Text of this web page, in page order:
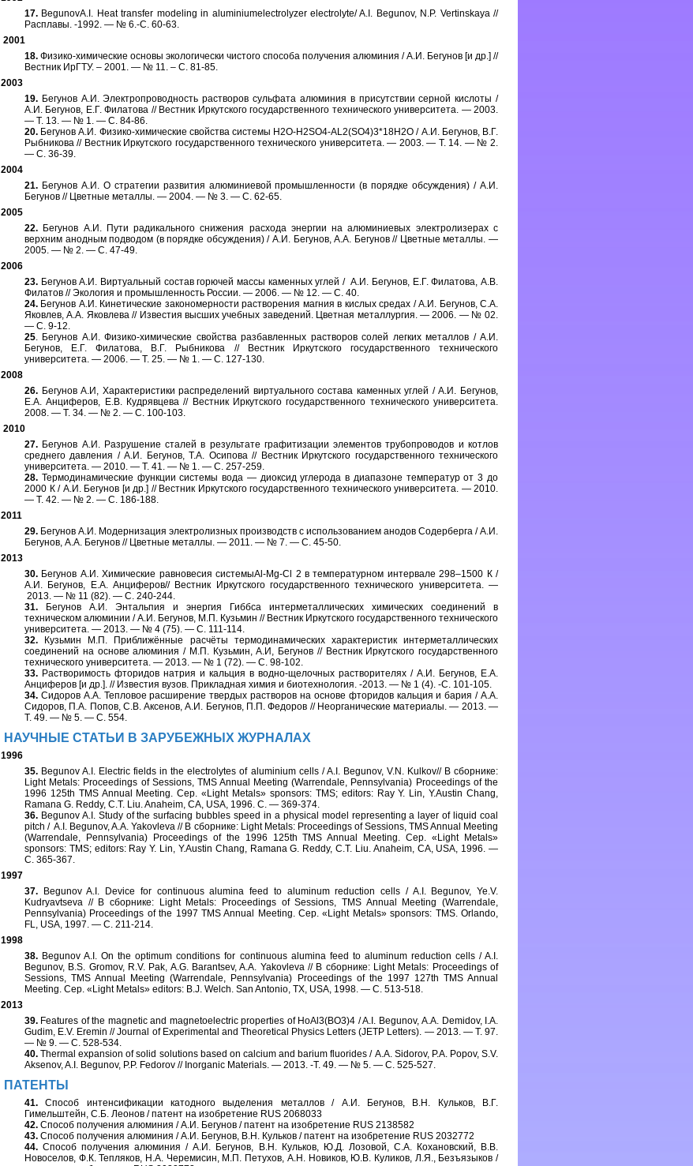
17. BegunovA.I. Heat transfer modeling in aluminiumelectrolyzer electrolyte/ A.I. Begunov, N.P. Vertinskaya //
Расплавы. -1992. — № 6.-С. 60-63.
2001
18. Физико-химические основы экологически чистого способа получения алюминия / А.И. Бегунов [и др.] //
Вестник ИрГТУ. – 2001. — № 11. – С. 81-85.
2003
19. Бегунов А.И. Электропроводность растворов сульфата алюминия в присутствии серной кислоты /
А.И. Бегунов, Е.Г. Филатова // Вестник Иркутского государственного технического университета. — 2003.
— Т. 13. — № 1. — С. 84-86.
20. Бегунов А.И. Физико-химические свойства системы H2O-H2SO4-AL2(SO4)3*18H2O / А.И. Бегунов, В.Г.
Рыбникова // Вестник Иркутского государственного технического университета. — 2003. — Т. 14. — № 2.
— С. 36-39.
2004
21. Бегунов А.И. О стратегии развития алюминиевой промышленности (в порядке обсуждения) / А.И.
Бегунов // Цветные металлы. — 2004. — № 3. — С. 62-65.
2005
22. Бегунов А.И. Пути радикального снижения расхода энергии на алюминиевых электролизерах с
верхним анодным подводом (в порядке обсуждения) / А.И. Бегунов, А.А. Бегунов // Цветные металлы. —
2005. — № 2. — С. 47-49.
2006
23. Бегунов А.И. Виртуальный состав горючей массы каменных углей / А.И. Бегунов, Е.Г. Филатова, А.В.
Филатов // Экология и промышленность России. — 2006. — № 12. — С. 40.
24. Бегунов А.И. Кинетические закономерности растворения магния в кислых средах / А.И. Бегунов, С.А.
Яковлев, А.А. Яковлева // Известия высших учебных заведений. Цветная металлургия. — 2006. — № 02.
— С. 9-12.
25. Бегунов А.И. Физико-химические свойства разбавленных растворов солей легких металлов / А.И.
Бегунов, Е.Г. Филатова, В.Г. Рыбникова // Вестник Иркутского государственного технического
университета. — 2006. — Т. 25. — № 1. — С. 127-130.
2008
26. Бегунов А.И, Характеристики распределений виртуального состава каменных углей / А.И. Бегунов,
Е.А. Анциферов, Е.В. Кудрявцева // Вестник Иркутского государственного технического университета.
2008. — Т. 34. — № 2. — С. 100-103.
2010
27. Бегунов А.И. Разрушение сталей в результате графитизации элементов трубопроводов и котлов
среднего давления / А.И. Бегунов, Т.А. Осипова // Вестник Иркутского государственного технического
университета. — 2010. — Т. 41. — № 1. — С. 257-259.
28. Термодинамические функции системы вода — диоксид углерода в диапазоне температур от 3 до
2000 К / А.И. Бегунов [и др.] // Вестник Иркутского государственного технического университета. — 2010.
— Т. 42. — № 2. — С. 186-188.
2011
29. Бегунов А.И. Модернизация электролизных производств с использованием анодов Содерберга / А.И.
Бегунов, А.А. Бегунов // Цветные металлы. — 2011. — № 7. — С. 45-50.
2013
30. Бегунов А.И. Химические равновесия системыAl-Mg-Cl 2 в температурном интервале 298–1500 К /
А.И. Бегунов, Е.А. Анциферов// Вестник Иркутского государственного технического университета. —
2013. — № 11 (82). — С. 240-244.
31. Бегунов А.И. Энтальпия и энергия Гиббса интерметаллических химических соединений в
техническом алюминии / А.И. Бегунов, М.П. Кузьмин // Вестник Иркутского государственного технического
университета. — 2013. — № 4 (75). — С. 111-114.
32. Кузьмин М.П. Приближённые расчёты термодинамических характеристик интерметаллических
соединений на основе алюминия / М.П. Кузьмин, А.И, Бегунов // Вестник Иркутского государственного
технического университета. — 2013. — № 1 (72). — С. 98-102.
33. Растворимость фторидов натрия и кальция в водно-щелочных растворителях / А.И. Бегунов, Е.А.
Анциферов [и др.]. // Известия вузов. Прикладная химия и биотехнология. -2013. — № 1 (4). -С. 101-105.
34. Сидоров А.А. Тепловое расширение твердых растворов на основе фторидов кальция и бария / А.А.
Сидоров, П.А. Попов, С.В. Аксенов, А.И. Бегунов, П.П. Федоров // Неорганические материалы. — 2013. —
Т. 49. — № 5. — С. 554.
НАУЧНЫЕ СТАТЬИ В ЗАРУБЕЖНЫХ ЖУРНАЛАХ
1996
35. Begunov A.I. Electric fields in the electrolytes of aluminium cells / A.I. Begunov, V.N. Kulkov// В сборнике:
Light Metals: Proceedings of Sessions, TMS Annual Meeting (Warrendale, Pennsylvania) Proceedings of the
1996 125th TMS Annual Meeting. Сер. «Light Metals» sponsors: TMS; editors: Ray Y. Lin, Y.Austin Chang,
Ramana G. Reddy, C.T. Liu. Anaheim, CA, USA, 1996. С. — 369-374.
36. Begunov A.I. Study of the surfacing bubbles speed in a physical model representing a layer of liquid coal
pitch / A.I. Begunov, A.А. Yakovleva // В сборнике: Light Metals: Proceedings of Sessions, TMS Annual Meeting
(Warrendale, Pennsylvania) Proceedings of the 1996 125th TMS Annual Meeting. Сер. «Light Metals»
sponsors: TMS; editors: Ray Y. Lin, Y.Austin Chang, Ramana G. Reddy, C.T. Liu. Anaheim, CA, USA, 1996. —
С. 365-367.
1997
37. Begunov A.I. Device for continuous alumina feed to aluminum reduction cells / A.I. Begunov, Ye.V.
Kudryavtseva // В сборнике: Light Metals: Proceedings of Sessions, TMS Annual Meeting (Warrendale,
Pennsylvania) Proceedings of the 1997 TMS Annual Meeting. Сер. «Light Metals» sponsors: TMS. Orlando,
FL, USA, 1997. — С. 211-214.
1998
38. Begunov A.I. On the optimum conditions for continuous alumina feed to aluminum reduction cells / A.I.
Begunov, B.S. Gromov, R.V. Pak, A.G. Barantsev, A.A. Yakovleva // В сборнике: Light Metals: Proceedings of
Sessions, TMS Annual Meeting (Warrendale, Pennsylvania) Proceedings of the 1997 127th TMS Annual
Meeting. Сер. «Light Metals» editors: B.J. Welch. San Antonio, TX, USA, 1998. — С. 513-518.
2013
39. Features of the magnetic and magnetoelectric properties of HoAl3(BO3)4 / A.I. Begunov, А.А. Demidov, I.A.
Gudim, E.V. Eremin // Journal of Experimental and Theoretical Physics Letters (JETP Letters). — 2013. — Т. 97.
— № 9. — С. 528-534.
40. Thermal expansion of solid solutions based on calcium and barium fluorides / А.А. Sidorov, Р.А. Popov, S.V.
Aksenov, A.I. Begunov, Р.Р. Fedorov // Inorganic Materials. — 2013. -Т. 49. — № 5. — С. 525-527.
ПАТЕНТЫ
41. Способ интенсификации катодного выделения металлов / А.И. Бегунов, В.Н. Кульков, В.Г.
Гимельштейн, С.Б. Леонов / патент на изобретение RUS 2068033
42. Способ получения алюминия / А.И. Бегунов / патент на изобретение RUS 2138582
43. Способ получения алюминия / А.И. Бегунов, В.Н. Кульков / патент на изобретение RUS 2032772
44. Способ получения алюминия / А.И. Бегунов, В.Н. Кульков, Ю.Д. Лозовой, С.А. Кохановский, В.В.
Новоселов, Ф.К. Тепляков, Н.А. Черемисин, М.П. Петухов, А.Н. Новиков, Ю.В. Куликов, Л.Я., Безъязыков /